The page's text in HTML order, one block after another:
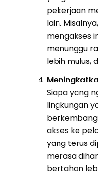
pekerjaan
lain.
mengakses
menunggu
lebih mulus,
Siapa yang
lingkungan
akses ke
yang terus
merasa
bertahan